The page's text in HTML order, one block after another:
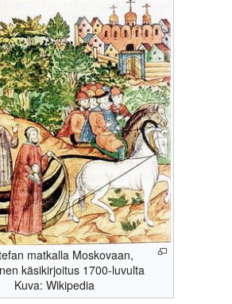
matkalla Moskovaan,
käsikirjoitus 1700-luvulta
Kuva: Wikipedia